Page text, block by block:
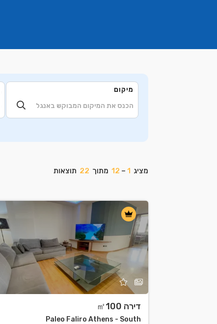
Leaflet | © OpenStreetMap
מיקום
מציג 1
–
12 מתוך 22 תוצאות
דירה ㎡100
Paleo Faliro Athens - South